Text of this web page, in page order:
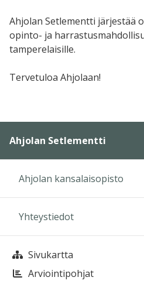
Ahjolan Setlementti järjestää
opinto- ja
tamperelaisille.
Tervetuloa Ahjolaan!
Ahjolan Setlementti
Ahjolan kansalaisopisto
Yhteystiedot
Sivukartta
Arviointipohjat